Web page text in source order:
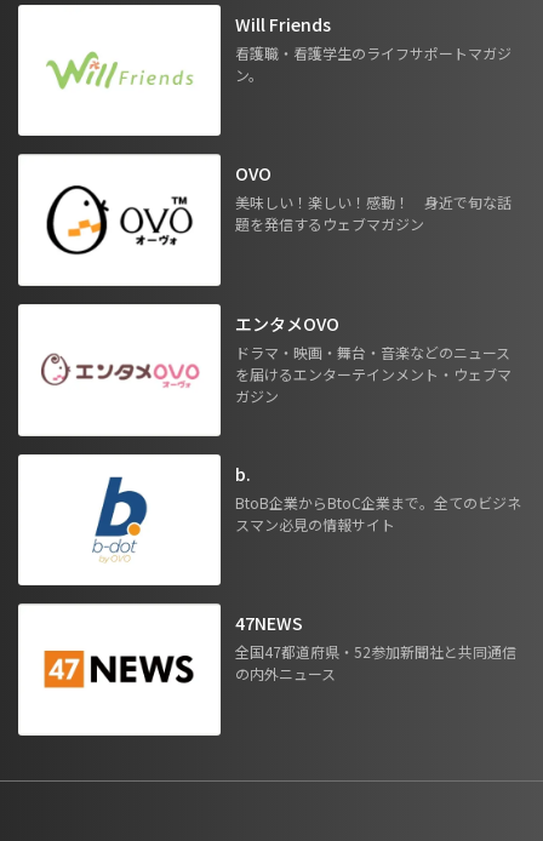
Will Friends
看護職・看護学生のライフサポートマガジ
ン。
OVO
美味しい！楽しい！感動！ 身近で旬な話
題を発信するウェブマガジン
エンタメOVO
ドラマ・映画・舞台・音楽などのニュース
を届けるエンターテインメント・ウェブマ
ガジン
b.
BtoB企業からBtoC企業まで。全てのビジネ
スマン必見の情報サイト
47NEWS
全国47都道府県・52参加新聞社と共同通信
の内外ニュース